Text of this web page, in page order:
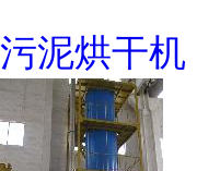
污泥烘干机